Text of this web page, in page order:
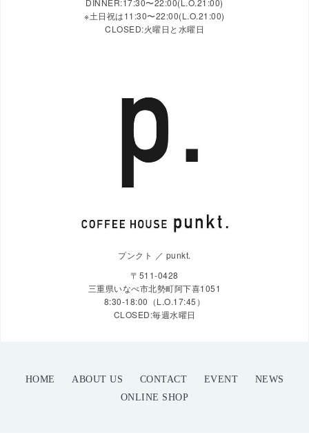
DINNER:17:30〜22:00(L.O.21:00)
※土日祝は11:30〜22:00(L.O.21:00)
CLOSED:火曜日と水曜日
プンクト ／ punkt.
〒511-0428
三重県いなべ市北勢町阿下喜1051
8:30-18:00（L.O.17:45）
CLOSED:毎週水曜日
HOME ABOUT US CONTACT EVENT
NEWS
ONLINE SHOP